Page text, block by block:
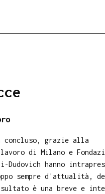
concluso, grazie alla
di Milano e
hanno
sempre d'attualità,
è una breve e